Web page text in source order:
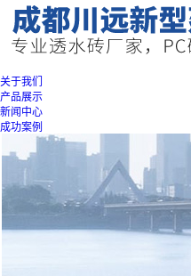
关于我们
产品展示
新闻中心
成功案例